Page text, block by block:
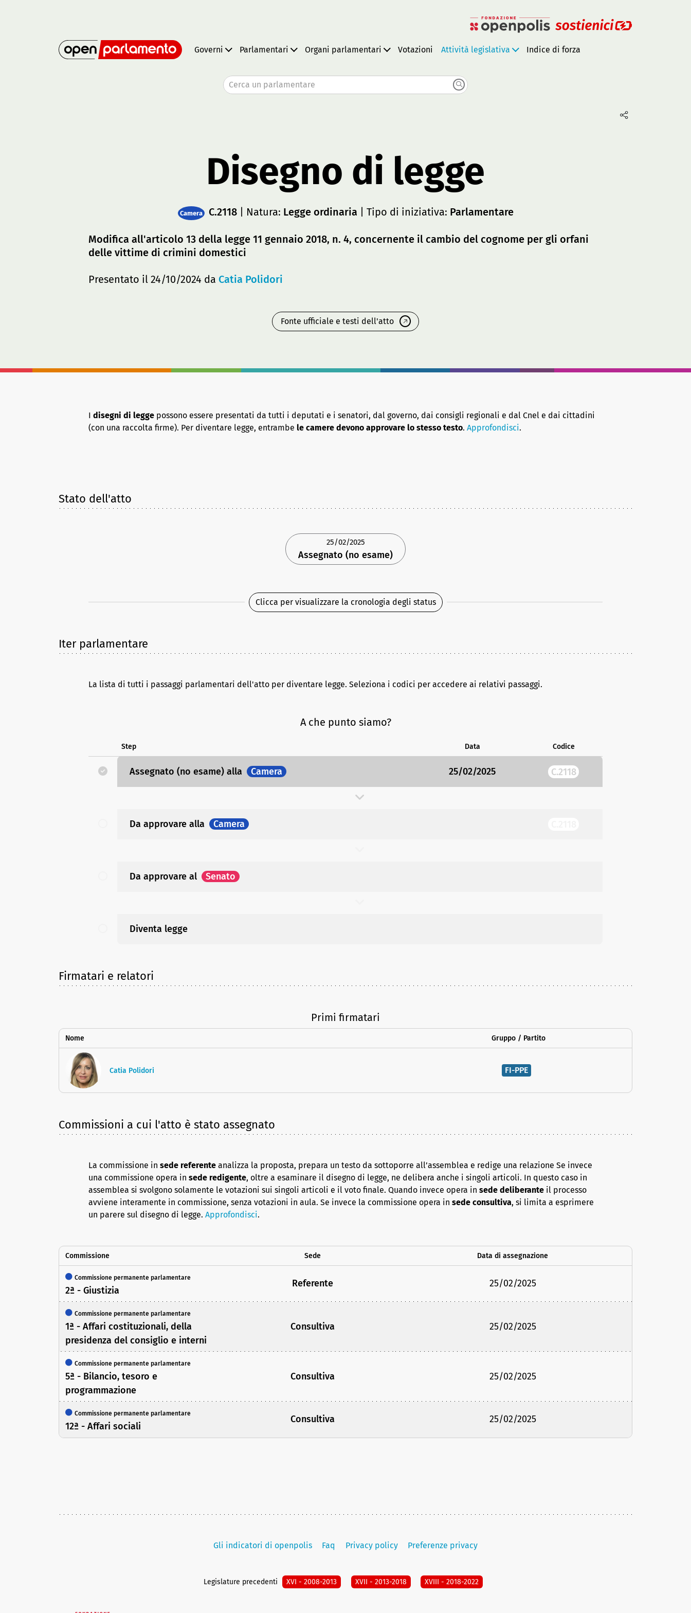
Governi Parlamentari Organi parlamentari Votazioni Attività legislativa Indice di forza
Cerca un parlamentare
Disegno di legge
Camera C.2118| Natura: Legge ordinaria | Tipo di iniziativa: Parlamentare
Modifica all'articolo 13 della legge 11 gennaio 2018, n. 4, concernente il cambio del cognome per gli orfani
delle vittime di crimini domestici
Presentato il 24/10/2024 da Catia Polidori
Fonte ufficiale e testi dell'atto
I disegni di legge possono essere presentati da tutti i deputati e i senatori, dal governo, dai consigli regionali e dal Cnel e dai cittadini
(con una raccolta firme). Per diventare legge, entrambe le camere devono approvare lo stesso testo. Approfondisci.
Stato dell'atto
25/02/2025
Assegnato (no esame)
Clicca per visualizzare la cronologia degli status
Iter parlamentare
La lista di tutti i passaggi parlamentari dell'atto per diventare legge. Seleziona i codici per accedere ai relativi passaggi.
A che punto siamo?
Step Data Codice
Assegnato (no esame) alla Camera 25/02/2025 C.2118
Da approvare alla Camera
Da approvare al Senato
Diventa legge
Firmatari e relatori
Primi firmatari
Nome Gruppo / Partito
Catia Polidori FI-PPE
Commissioni a cui l'atto è stato assegnato
La commissione in sede referente analizza la proposta, prepara un testo da sottoporre all’assemblea e redige una relazione Se invece
una commissione opera in sede redigente, oltre a esaminare il disegno di legge, ne delibera anche i singoli articoli. In questo caso in
assemblea si svolgono solamente le votazioni sui singoli articoli e il voto finale. Quando invece opera in sede deliberante il processo
avviene interamente in commissione, senza votazioni in aula. Se invece la commissione opera in sede consultiva, si limita a esprimere
un parere sul disegno di legge. Approfondisci.
Commissione Sede Data di assegnazione
Commissione permanente parlamentare
2ª - Giustizia
Referente 25/02/2025
Commissione permanente parlamentare
1ª - Affari costituzionali, della
presidenza del consiglio e interni
Consultiva 25/02/2025
Commissione permanente parlamentare
5ª - Bilancio, tesoro e
programmazione
Consultiva 25/02/2025
Commissione permanente parlamentare
12ª - Affari sociali
Consultiva 25/02/2025
Gli indicatori di openpolis Faq Privacy policy Preferenze privacy
Legislature precedenti XVI - 2008-2013 XVII - 2013-2018 XVIII - 2018-2022